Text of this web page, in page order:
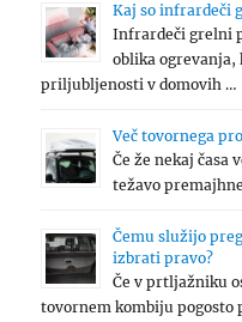
Kaj so infrardeči
Infrardeči grelni
oblika ogrevanja,
priljubljenosti v domovih …
Več tovornega
Če že nekaj časa
težavo
Čemu služijo
izbrati pravo?
Če v prtljažniku
tovornem kombiju pogosto